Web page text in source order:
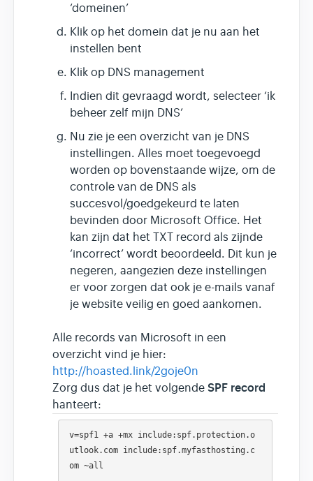
‘domeinen’
Klik op het domein dat je nu aan het
instellen bent
Klik op DNS management
Indien dit gevraagd wordt, selecteer ‘ik
beheer zelf mijn DNS’
Nu zie je een overzicht van je DNS
instellingen. Alles moet toegevoegd
worden op bovenstaande wijze, om de
controle van de DNS als
succesvol/goedgekeurd te laten
bevinden door Microsoft Office. Het
kan zijn dat het TXT record als zijnde
‘incorrect’ wordt beoordeeld. Dit kun je
negeren, aangezien deze instellingen
er voor zorgen dat ook je e-mails vanaf
je website veilig en goed aankomen.
Alle records van Microsoft in een
overzicht vind je hier:
http://hoasted.link/2goje0n
Zorg dus dat je het volgende SPF record
hanteert:
v=spf1 +a +mx include:spf.protection.o
utlook.com include:spf.myfasthosting.c
om ~all